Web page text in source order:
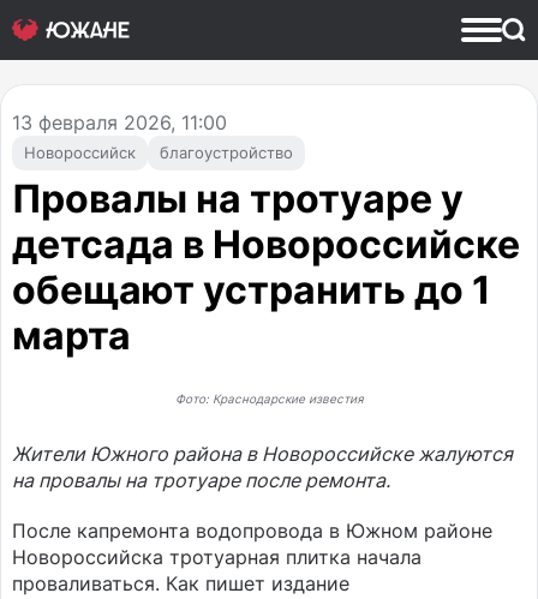
Новороссийск благоустройство
13 февраля 2026, 11:00
Провалы на тротуаре у
детсада в Новороссийске
обещают устранить до 1
марта
Фото: Краснодарские известия
Жители Южного района в Новороссийске жалуются
на провалы на тротуаре после ремонта.
После капремонта водопровода в Южном районе
Новороссийска тротуарная плитка начала
проваливаться. Как пишет издание